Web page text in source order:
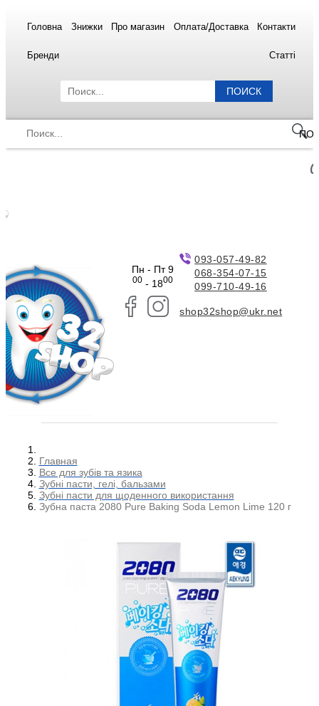
Головна Знижки Про магазин Оплата/Доставка Контакти
Бренди Статті
ПОИСК
Пн - Пт 9
00- 1800
093-057-49-82
068-354-07-15
099-710-49-16
shop32shop@ukr.net
Главная
Все для зубів та язика
Зубні пасти, гелі, бальзами
Зубні пасти для щоденного використання
Зубна паста 2080 Pure Baking Soda Lemon Lime 120 г